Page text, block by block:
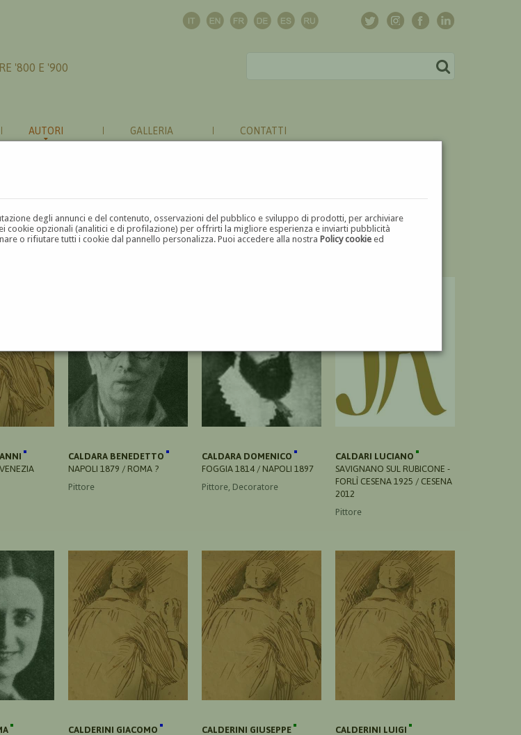
degli annunci e del contenuto, osservazioni del pubblico e sviluppo di prodotti, per archiviare
cookie opzionali (analitici e di profilazione) per offrirti la migliore esperienza e inviarti pubblicità
o rifiutare tutti i cookie dal pannello personalizza. Puoi accedere alla nostraPolicy cookie ed
'800 E '900
AUTORI GALLERIA CONTATTI
L M N O P Q R S T U V W X Y Z ⬅
CALDARA BENEDETTO
NAPOLI 1879 / ROMA ?
Pittore
CALDARA DOMENICO
FOGGIA 1814 / NAPOLI 1897
Pittore, Decoratore
CALDARI LUCIANO
SAVIGNANO SUL RUBICONE -
FORLÌ CESENA 1925 / CESENA
2012
Pittore
CALDERINI GIACOMO
CALDERINI GIUSEPPE
CALDERINI LUIGI